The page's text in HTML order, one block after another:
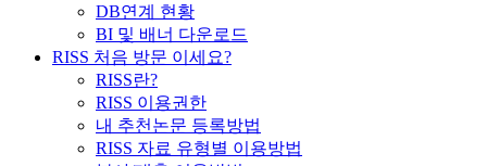
DB연계 현황
BI 및 배너 다운로드
RISS 처음 방문 이세요?
RISS란?
RISS 이용권한
내 추천논문 등록방법
RISS 자료 유형별 이용방법